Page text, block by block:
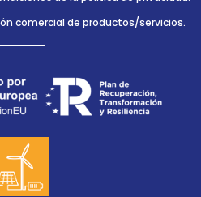
comercial de productos/servicios.